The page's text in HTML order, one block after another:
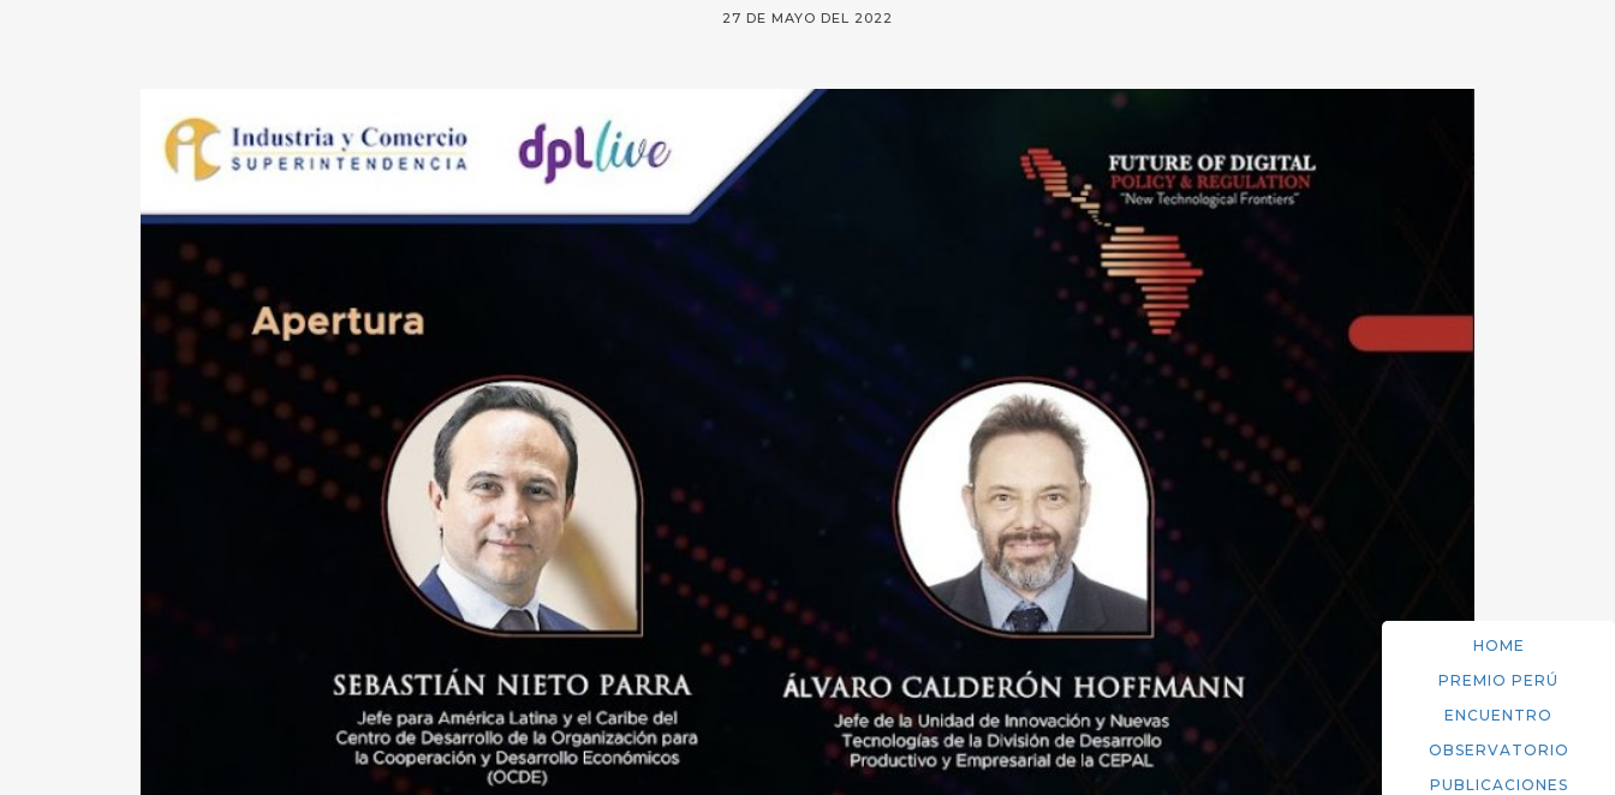
HOME
PREMIO PERÚ
ENCUENTRO
OBSERVATORIO
PUBLICACIONES
27 DE MAYO DEL 2022